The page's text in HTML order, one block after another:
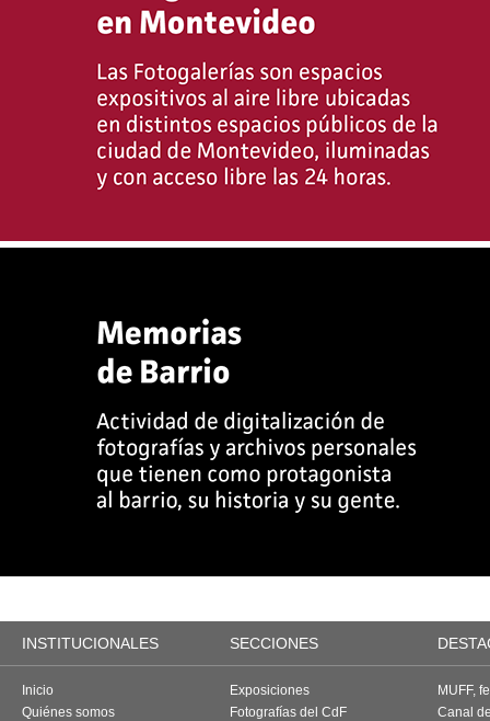
INSTITUCIONALES SECCIONES
Inicio
Quiénes somos
Exposiciones
Fotografías del CdF
MUFF,
Canal